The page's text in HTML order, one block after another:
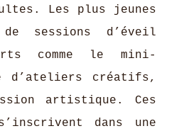
Les plus jeunes
sessions d’éveil
comme le mini-
d’ateliers créatifs,
artistique. Ces
dans une